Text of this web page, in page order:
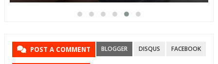
POST A COMMENT BLOGGER DISQUS FACEBOOK